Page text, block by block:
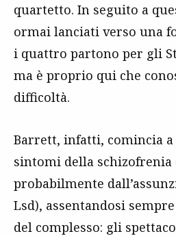
quartetto. In seguito a
ormai lanciati verso una
i quattro partono per gli
ma è proprio qui che
difficoltà.
Barrett, infatti, comincia
sintomi della schizofrenia
probabilmente
Lsd), assentandosi
del complesso: gli